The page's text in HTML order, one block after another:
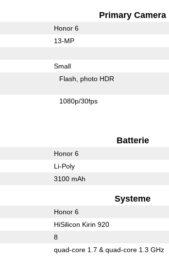
Primary Camera
Honor 6
13-MP
Small
Flash photo HDR
1080p/30fps
Batterie
Honor 6
Li-Poly
3100 mAh
Systeme
Honor 6
HiSilicon Kirin 920
8
quad-core 1.7 & quad-core 1.3 GHz